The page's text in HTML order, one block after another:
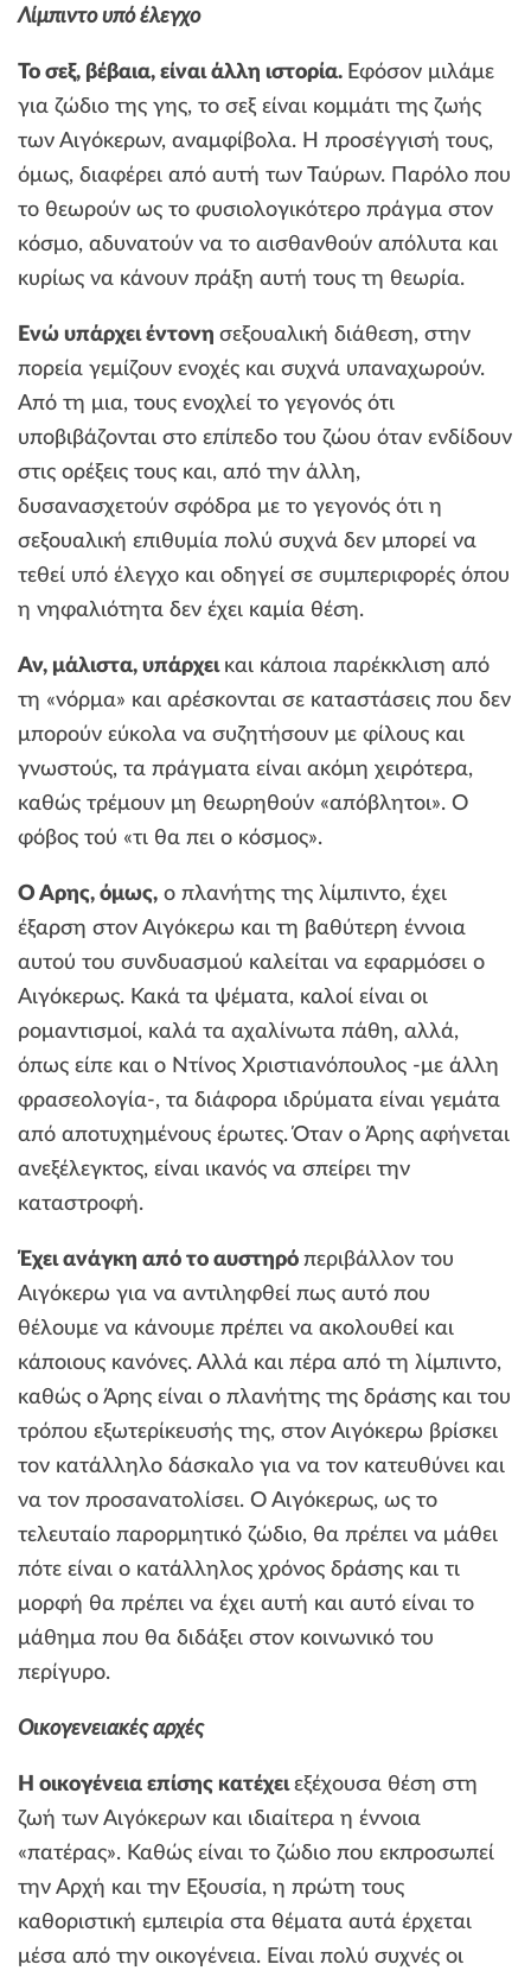
Λίμπιντο υπό έλεγχο
Το σεξ, βέβαια, είναι άλλη ιστορία. Εφόσον μιλάμε
για ζώδιο της γης, το σεξ είναι κομμάτι της ζωής
των Αιγόκερων, αναμφίβολα. Η προσέγγισή τους,
όμως, διαφέρει από αυτή των Ταύρων. Παρόλο που
το θεωρούν ως το φυσιολογικότερο πράγμα στον
κόσμο, αδυνατούν να το αισθανθούν απόλυτα και
κυρίως να κάνουν πράξη αυτή τους τη θεωρία.
Ενώ υπάρχει έντονη σεξουαλική διάθεση, στην
πορεία γεμίζουν ενοχές και συχνά υπαναχωρούν.
Από τη μια, τους ενοχλεί το γεγονός ότι
υποβιβάζονται στο επίπεδο του ζώου όταν ενδίδουν
στις ορέξεις τους και, από την άλλη,
δυσανασχετούν σφόδρα με το γεγονός ότι η
σεξουαλική επιθυμία πολύ συχνά δεν μπορεί να
τεθεί υπό έλεγχο και οδηγεί σε συμπεριφορές όπου
η νηφαλιότητα δεν έχει καμία θέση.
Αν, μάλιστα, υπάρχει και κάποια παρέκκλιση από
τη «νόρμα» και αρέσκονται σε καταστάσεις που δεν
μπορούν εύκολα να συζητήσουν με φίλους και
γνωστούς, τα πράγματα είναι ακόμη χειρότερα,
καθώς τρέμουν μη θεωρηθούν «απόβλητοι». Ο
φόβος τού «τι θα πει ο κόσμος».
Ο Άρης, όμως, ο πλανήτης της λίμπιντο, έχει
έξαρση στον Αιγόκερω και τη βαθύτερη έννοια
αυτού του συνδυασμού καλείται να εφαρμόσει ο
Αιγόκερως. Κακά τα ψέματα, καλοί είναι οι
ρομαντισμοί, καλά τα αχαλίνωτα πάθη, αλλά,
όπως είπε και ο Ντίνος Χριστιανόπουλος -με άλλη
φρασεολογία-, τα διάφορα ιδρύματα είναι γεμάτα
από αποτυχημένους έρωτες. Όταν ο Άρης αφήνεται
ανεξέλεγκτος, είναι ικανός να σπείρει την
καταστροφή.
Έχει ανάγκη από το αυστηρό περιβάλλον του
Αιγόκερω για να αντιληφθεί πως αυτό που
θέλουμε να κάνουμε πρέπει να ακολουθεί και
κάποιους κανόνες. Αλλά και πέρα από τη λίμπιντο,
καθώς ο Άρης είναι ο πλανήτης της δράσης και του
τρόπου εξωτερίκευσής της, στον Αιγόκερω βρίσκει
τον κατάλληλο δάσκαλο για να τον κατευθύνει και
να τον προσανατολίσει. Ο Αιγόκερως, ως το
τελευταίο παρορμητικό ζώδιο, θα πρέπει να μάθει
πότε είναι ο κατάλληλος χρόνος δράσης και τι
μορφή θα πρέπει να έχει αυτή και αυτό είναι το
μάθημα που θα διδάξει στον κοινωνικό του
περίγυρο.
Οικογενειακές αρχές
Η οικογένεια επίσης κατέχειεξέχουσα θέση στη
ζωή των Αιγόκερων και ιδιαίτερα η έννοια
«πατέρας». Καθώς είναι το ζώδιο που εκπροσωπεί
την Αρχή και την Εξουσία, η πρώτη τους
καθοριστική εμπειρία στα θέματα αυτά έρχεται
μέσα από την οικογένεια. Είναι πολύ συχνές οι